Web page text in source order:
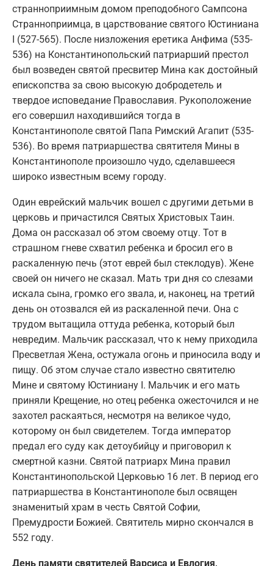
странноприимным домом преподобного Сампсона
Странноприимца, в царствование святого Юстиниана
I (527-565). После низложения еретика Анфима (535-
536) на Константинопольский патриарший престол
был возведен святой пресвитер Мина как достойный
епископства за свою высокую добродетель и
твердое исповедание Православия. Рукоположение
его совершил находившийся тогда в
Константинополе святой Папа Римский Агапит (535-
536). Во время патриаршества святителя Мины в
Константинополе произошло чудо, сделавшееся
широко известным всему городу.
Один еврейский мальчик вошел с другими детьми в
церковь и причастился Святых Христовых Таин.
Дома он рассказал об этом своему отцу. Тот в
страшном гневе схватил ребенка и бросил его в
раскаленную печь (этот еврей был стеклодув). Жене
своей он ничего не сказал. Мать три дня со слезами
искала сына, громко его звала, и, наконец, на третий
день он отозвался ей из раскаленной печи. Она с
трудом вытащила оттуда ребенка, который был
невредим. Мальчик рассказал, что к нему приходила
Пресветлая Жена, остужала огонь и приносила воду и
пищу. Об этом случае стало известно святителю
Мине и святому Юстиниану I. Мальчик и его мать
приняли Крещение, но отец ребенка ожесточился и не
захотел раскаяться, несмотря на великое чудо,
которому он был свидетелем. Тогда император
предал его суду как детоубийцу и приговорил к
смертной казни. Святой патриарх Мина правил
Константинопольской Церковью 16 лет. В период его
патриаршества в Константинополе был освящен
знаменитый храм в честь Святой Софии,
Премудрости Божией. Святитель мирно скончался в
552 году.
День памяти святителей Варсиса и Евлогия,